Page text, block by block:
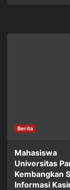
Berita
Mahasiswa
Universitas
Kembangkan
Informasi